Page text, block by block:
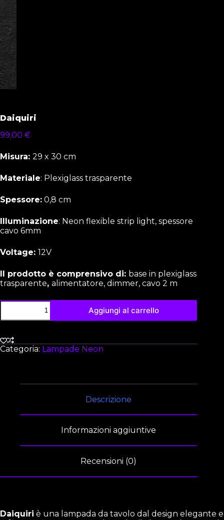
Daiquiri
99,00 €
Misura: 29 x 30 cm
Materiale: Plexiglass trasparente
Spessore: 0,8 cm
Illuminazione: Neon flexible strip light, spessore
cavo 6mm
Voltage: 12V
Il prodotto è comprensivo di: base in plexiglass
trasparente, alimentatore, dimmer, cavo 2 m
Aggiungi al carrello
Categoria: Lampade Neon
Descrizione
Informazioni aggiuntive
Recensioni (0)
Daiquiri è una lampada da tavolo dal design elegante e